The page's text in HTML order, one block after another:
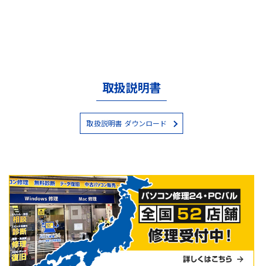
取扱説明書
取扱説明書 ダウンロード